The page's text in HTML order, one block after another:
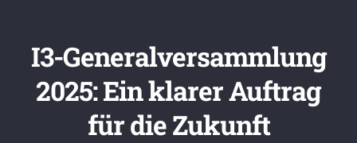
I3-Generalversammlung
2025: Ein klarer Auftrag
für die Zukunft